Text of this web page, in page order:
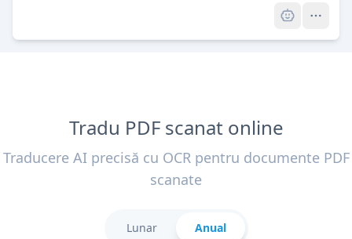
Tradu PDF scanat online
Traducere AI precisă cu OCR pentru documente PDF
scanate
Lunar Anual